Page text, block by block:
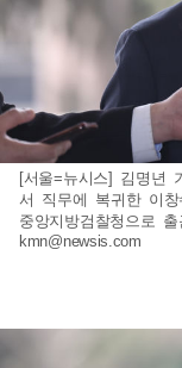
[서울=뉴시스] 김명년
서 직무에 복귀한 이
중앙지방검찰청으로
kmn@newsis.com